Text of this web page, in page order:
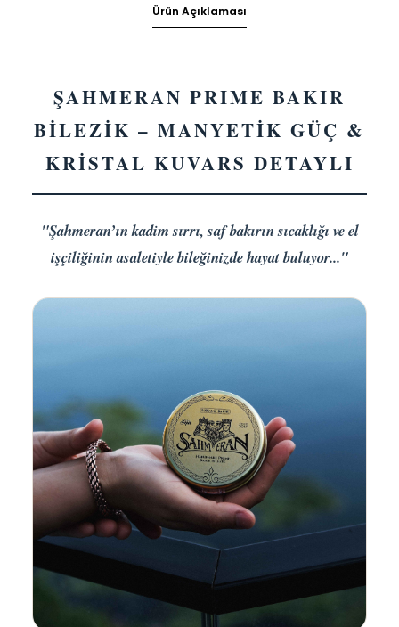
Ürün Açıklaması
ŞAHMERAN PRIME BAKIR
BİLEZİK – MANYETİK GÜÇ &
KRİSTAL KUVARS DETAYLI
"Şahmeran’ın kadim sırrı, saf bakırın sıcaklığı ve el
işçiliğinin asaletiyle bileğinizde hayat buluyor..."